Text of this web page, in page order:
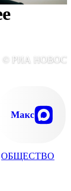
ОБЩЕСТВО
© РИА
Макс